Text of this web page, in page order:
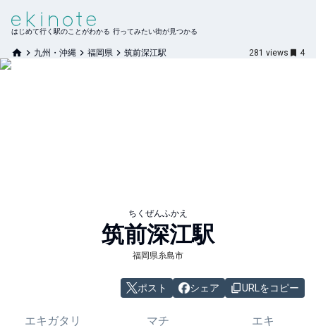
はじめて行く駅のことがわかる 行ってみたい街が見つかる
九州・沖縄 福岡県 筑前深江駅 281 views 4
ちくぜんふかえ
筑前深江駅
福岡県糸島市
ポスト シェア URLをコピー
エキガタリ マチ エキ